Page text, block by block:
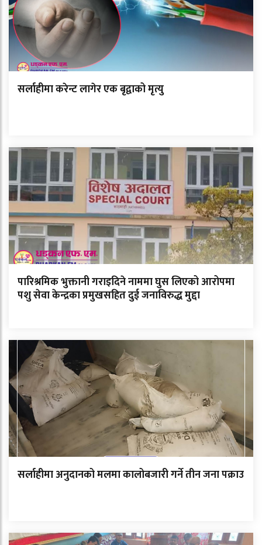
सर्लाहीमा करेन्ट लागेर एक बृद्वाको मृत्यु
पारिश्रमिक भुक्तानी गराइदिने नाममा घुस लिएको आरोपमा
पशु सेवा केन्द्रका प्रमुखसहित दुई जनाविरुद्ध मुद्दा
सर्लाहीमा अनुदानको मलमा कालोबजारी गर्ने तीन जना पक्राउ